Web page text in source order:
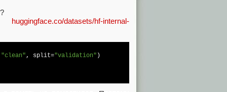
huggingface.co/datasets/hf-internal-
"clean" , split="validation" )